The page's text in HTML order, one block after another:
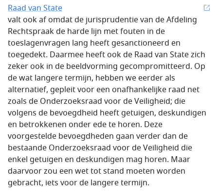
Raad van State
valt ook af omdat de jurisprudentie van de Afdeling
Rechtspraak de harde lijn met fouten in de
toeslagenvragen lang heeft gesanctioneerd en
toegedekt. Daarmee heeft ook de Raad van State zich
zeker ook in de beeldvorming gecompromitteerd. Op
de wat langere termijn, hebben we eerder als
alternatief, gepleit voor een onafhankelijke raad net
zoals de Onderzoeksraad voor de Veiligheid; die
volgens de bevoegdheid heeft getuigen, deskundigen
en betrokkenen onder ede te horen. Deze
voorgestelde bevoegdheden gaan verder dan de
bestaande Onderzoeksraad voor de Veiligheid die
enkel getuigen en deskundigen mag horen. Maar
daarvoor zou een wet tot stand moeten worden
gebracht, iets voor de langere termijn.